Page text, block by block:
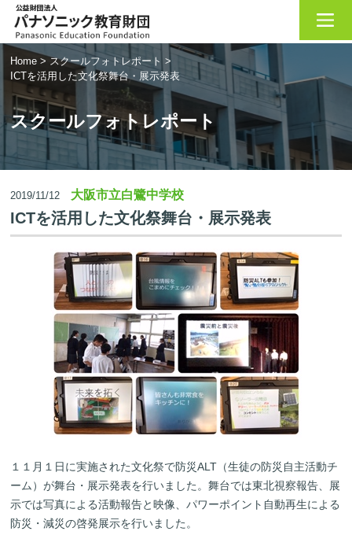
Home > スクールフォトレポート >
ICTを活用した文化祭舞台・展示発表
スクールフォトレポート
2019/11/12 大阪市立白鷺中学校
ICTを活用した文化祭舞台・展示発表
１１月１日に実施された文化祭で防災ALT（生徒の防災自主活動チ
ーム）が舞台・展示発表を行いました。舞台では東北視察報告、展
示では写真による活動報告と映像、パワーポイント自動再生による
防災・減災の啓発展示を行いました。